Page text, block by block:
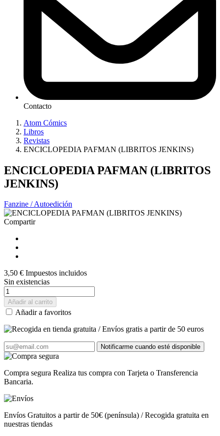
Contacto
Atom Cómics
Libros
Revistas
ENCICLOPEDIA PAFMAN (LIBRITOS JENKINS)
ENCICLOPEDIA PAFMAN (LIBRITOS
JENKINS)
Fanzine / Autoedición
Compartir
3,50 € Impuestos incluidos
Sin existencias
Añadir al carrito
Añadir a favoritos
Notificarme cuando esté disponible
Compra segura Realiza tus compra con Tarjeta o Transferencia
Bancaria.
Envíos Gratuitos a partir de 50€ (península) / Recogida gratuita en
nuestras tiendas